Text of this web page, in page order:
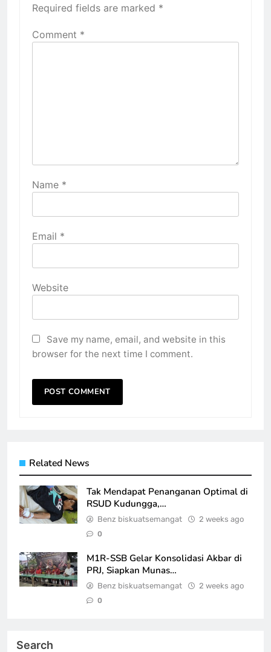
Required fields are marked *
Comment *
Name *
Email *
Website
Save my name, email, and website in this
browser for the next time I comment.
Related News
Tak Mendapat Penanganan Optimal di
RSUD Kudungga,…
Benz biskuatsemangat 2 weeks ago
0
M1R-SSB Gelar Konsolidasi Akbar di
PRJ, Siapkan Munas…
Benz biskuatsemangat 2 weeks ago
0
Search